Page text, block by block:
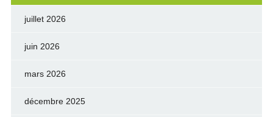
juillet 2026
juin 2026
mars 2026
décembre 2025